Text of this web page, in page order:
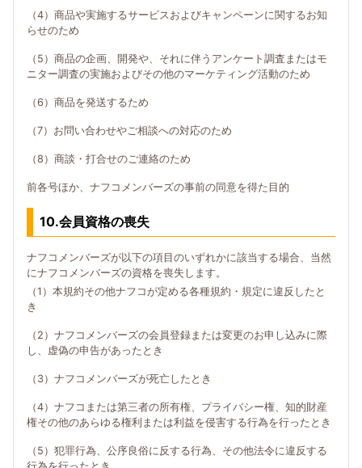
（4）商品や実施するサービスおよびキャンペーンに関するお知
らせのため
（5）商品の企画、開発や、それに伴うアンケート調査またはモ
ニター調査の実施およびその他のマーケティング活動のため
（6）商品を発送するため
（7）お問い合わせやご相談への対応のため
（8）商談・打合せのご連絡のため
前各号ほか、ナフコメンバーズの事前の同意を得た目的
10.会員資格の喪失
ナフコメンバーズが以下の項目のいずれかに該当する場合、当然
にナフコメンバーズの資格を喪失します。
（1）本規約その他ナフコが定める各種規約・規定に違反したと
き
（2）ナフコメンバーズの会員登録または変更のお申し込みに際
し、虚偽の申告があったとき
（3）ナフコメンバーズが死亡したとき
（4）ナフコまたは第三者の所有権、プライバシー権、知的財産
権その他のあらゆる権利または利益を侵害する行為を行ったとき
（5）犯罪行為、公序良俗に反する行為、その他法令に違反する